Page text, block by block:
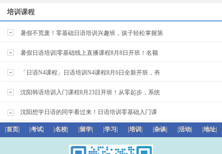
培训课程
暑假不荒废！零基础日语培训兴趣班，孩子轻松掌握第
暑假日语培训|零基础线上直播课程8月8日开班！名额
「日语N4课程」日语培训N4课程8月6日全新开班，夯
沈阳韩语培训入门课程8月23日开班！从零起步，系统
沈阳想学日语的同学看过来！日语培训零基础入门课
|首页| |考试| |名校| |留学| |学习| |培训| |杂谈| |活动| |地址|